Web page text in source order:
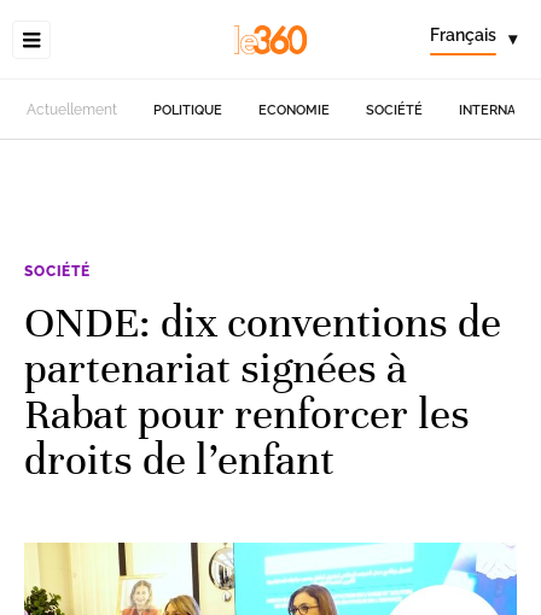
Français ▾
Actuellement POLITIQUE ECONOMIE SOCIÉTÉ
SOCIÉTÉ
ONDE: dix conventions de
partenariat signées à
Rabat pour renforcer les
droits de l’enfant